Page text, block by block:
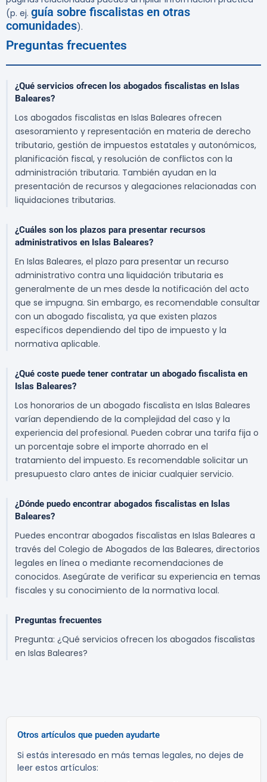
(p. ej. guía sobre fiscalistas en otras
comunidades).
Preguntas frecuentes
¿Qué servicios ofrecen los abogados fiscalistas en Islas
Baleares?
Los abogados fiscalistas en Islas Baleares ofrecen
asesoramiento y representación en materia de derecho
tributario, gestión de impuestos estatales y autonómicos,
planificación fiscal, y resolución de conflictos con la
administración tributaria. También ayudan en la
presentación de recursos y alegaciones relacionadas con
liquidaciones tributarias.
¿Cuáles son los plazos para presentar recursos
administrativos en Islas Baleares?
En Islas Baleares, el plazo para presentar un recurso
administrativo contra una liquidación tributaria es
generalmente de un mes desde la notificación del acto
que se impugna. Sin embargo, es recomendable consultar
con un abogado fiscalista, ya que existen plazos
específicos dependiendo del tipo de impuesto y la
normativa aplicable.
¿Qué coste puede tener contratar un abogado fiscalista en
Islas Baleares?
Los honorarios de un abogado fiscalista en Islas Baleares
varían dependiendo de la complejidad del caso y la
experiencia del profesional. Pueden cobrar una tarifa fija o
un porcentaje sobre el importe ahorrado en el
tratamiento del impuesto. Es recomendable solicitar un
presupuesto claro antes de iniciar cualquier servicio.
¿Dónde puedo encontrar abogados fiscalistas en Islas
Baleares?
Puedes encontrar abogados fiscalistas en Islas Baleares a
través del Colegio de Abogados de las Baleares, directorios
legales en línea o mediante recomendaciones de
conocidos. Asegúrate de verificar su experiencia en temas
fiscales y su conocimiento de la normativa local.
Preguntas frecuentes
Pregunta: ¿Qué servicios ofrecen los abogados fiscalistas
en Islas Baleares?
Otros artículos que pueden ayudarte
Si estás interesado en más temas legales, no dejes de
leer estos artículos: